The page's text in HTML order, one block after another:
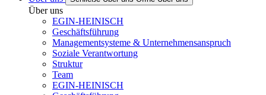
Über uns
EGIN-HEINISCH
Geschäftsführung
Managementsysteme & Unternehmensanspruch
Soziale Verantwortung
Struktur
Team
EGIN-HEINISCH